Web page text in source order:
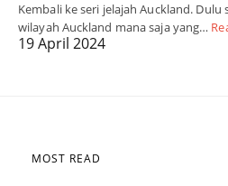
Kembali ke seri jelajah Auckland.
wilayah Auckland mana saja yang…
19 April 2024
MOST READ